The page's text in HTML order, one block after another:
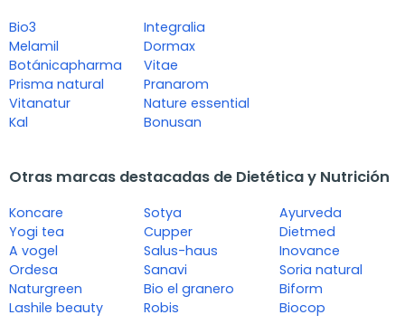
Bio3
Melamil
Botánicapharma
Prisma natural
Vitanatur
Kal
Integralia
Dormax
Vitae
Pranarom
Nature essential
Bonusan
Otras marcas destacadas de Dietética y Nutrición
Koncare
Yogi tea
A vogel
Ordesa
Naturgreen
Lashile beauty
Sotya
Cupper
Salus-haus
Sanavi
Bio el granero
Robis
Ayurveda
Dietmed
Inovance
Soria natural
Biform
Biocop